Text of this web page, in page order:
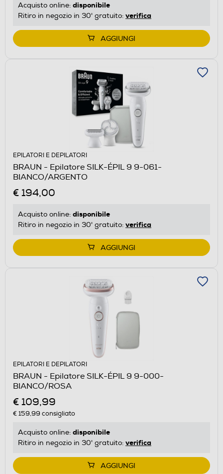
Acquisto online: disponibile
Ritiro in negozio in 30' gratuito: verifica
AGGIUNGI
EPILATORI E DEPILATORI
BRAUN - Epilatore SILK-ÉPIL 9 9-061-
BIANCO/ARGENTO
€ 194,00
Acquisto online: disponibile
Ritiro in negozio in 30' gratuito: verifica
AGGIUNGI
EPILATORI E DEPILATORI
BRAUN - Epilatore SILK-ÉPIL 9 9-000-
BIANCO/ROSA
€ 109,99
€ 159,99 consigliato
Acquisto online: disponibile
Ritiro in negozio in 30' gratuito: verifica
AGGIUNGI